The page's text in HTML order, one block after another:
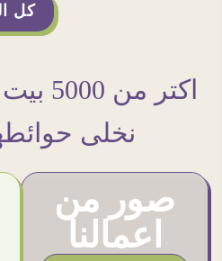
كل
اكتر
نخلى
صور من
اعمالنا